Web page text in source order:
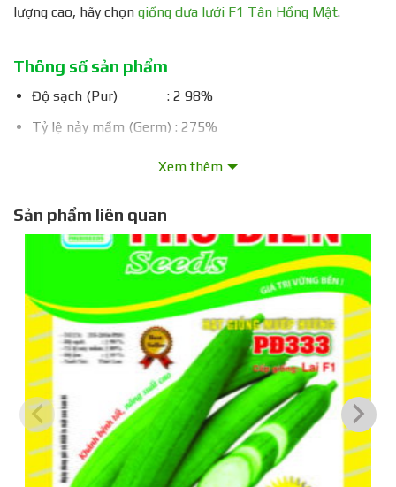
lượng cao, hãy chọn giống dưa lưới F1 Tân Hồng Mật.
Thông số sản phẩm
Độ sạch (Pur) : 2 98%
Tỷ lệ nảy mầm (Germ) : 275%
Xuất xứ: Hàn Quốc
Đặc điểm nổi bật
Vị ngọt thanh, thịt màu cam: Thưởng thức hương vị
thơm ngon của dưa lưới F1 Tân Hồng Mật, nổi tiếng với
sự cân bằng hoàn hảo giữa độ ngọt và độ mọng nước.
Kích thước lý tưởng: Dưa lưới này phát triển đến kích
thước vừa phải từ 1,4 đến 1,6 kg, thích hợp cho nhu cầu
sử dụng cá nhân hoặc gia đình nhỏ.
Trồng quanh năm: Khác với một số giống dưa lưới khác,
F1 Tân Hồng Mật có thể trồng quanh năm, giúp bạn
Xem thêm
Sản phẩm liên quan